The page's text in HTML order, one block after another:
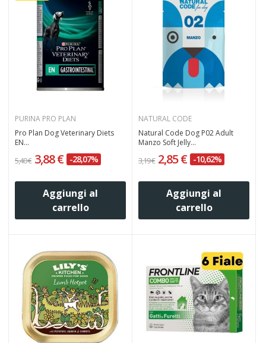
PURINA PRO PLAN
Pro Plan Dog Veterinary Diets
EN...
5,40 € 3,88 € -28,07%
Aggiungi al
carrello
NATURAL CODE
Natural Code Dog P02 Adult
Manzo Soft Jelly...
3,19 € 2,85 € -10,62%
Aggiungi al
carrello